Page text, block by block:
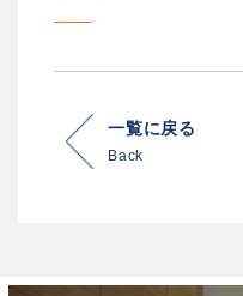
一覧に戻る
Back